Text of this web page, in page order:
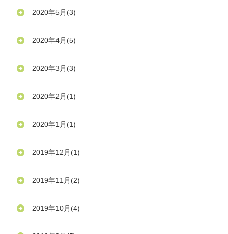
2020年5月 (3)
2020年4月 (5)
2020年3月 (3)
2020年2月 (1)
2020年1月 (1)
2019年12月 (1)
2019年11月 (2)
2019年10月 (4)